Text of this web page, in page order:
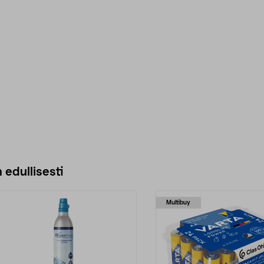
edullisesti
Multibuy